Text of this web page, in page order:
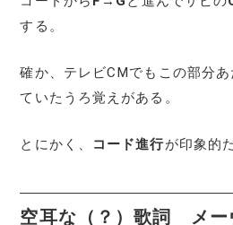
する。
確か、テレビCMでもこの部分
ていたうろ覚えがある。
とにかく、 コード進行が印象的
空耳な（？）歌詞 メ